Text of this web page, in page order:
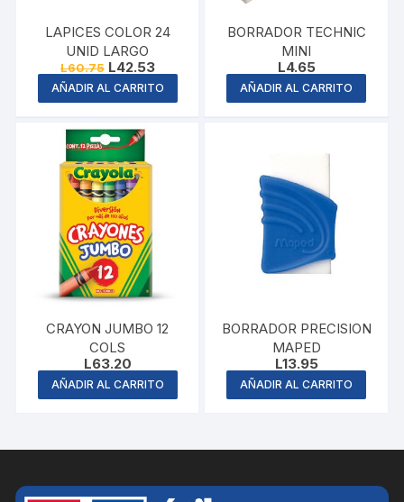
LAPICES COLOR 24
UNID LARGO
L60.75 Original
price
was:
L60.75.
L42.53Current
price
is:
L42.53.
AÑADIR AL CARRITO
BORRADOR TECHNIC
MINI
L4.65
AÑADIR AL CARRITO
CRAYON JUMBO 12
COLS
L63.20
AÑADIR AL CARRITO
BORRADOR PRECISION
MAPED
L13.95
AÑADIR AL CARRITO